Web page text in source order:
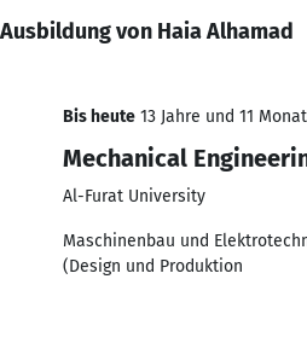
Ausbildung von Haia Alhamad
Bis heute 13 Jahre und 11
Mechanical
Al-Furat University
Maschinenbau und
(Design und Produktion